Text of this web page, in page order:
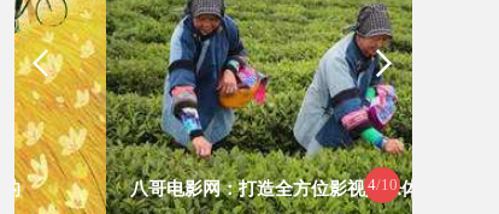
4/10
八哥电影网：打造全方位影视娱乐体